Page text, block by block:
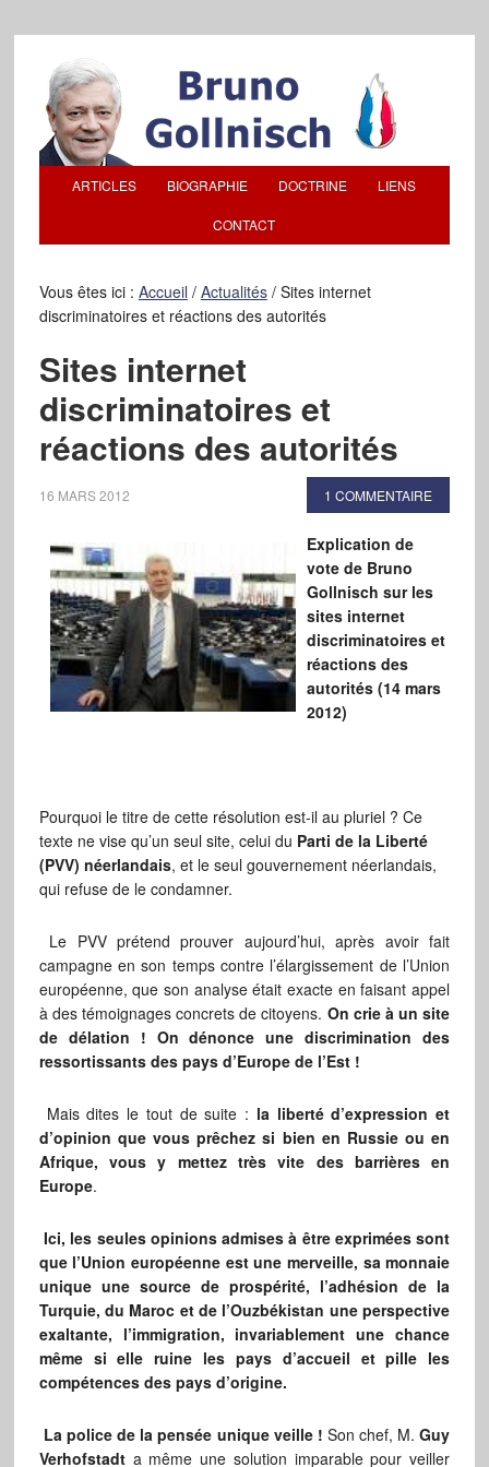
ARTICLES BIOGRAPHIE DOCTRINE LIENS
CONTACT
Vous êtes ici : Accueil / Actualités /Sites internet
discriminatoires et réactions des autorités
Sites internet
discriminatoires et
réactions des autorités
16 MARS 2012 1 COMMENTAIRE
Explication de
vote de Bruno
Gollnisch sur les
sites internet
discriminatoires et
réactions des
autorités (14 mars
2012)
Pourquoi le titre de cette résolution est-il au pluriel ? Ce
texte ne vise qu’un seul site, celui du Parti de la Liberté
(PVV) néerlandais, et le seul gouvernement néerlandais,
qui refuse de le condamner.
Le PVV prétend prouver aujourd’hui, après avoir fait
campagne en son temps contre l’élargissement de l’Union
européenne, que son analyse était exacte en faisant appel
à des témoignages concrets de citoyens. On crie à un site
de délation ! On dénonce une discrimination des
ressortissants des pays d’Europe de l’Est !
Mais dites le tout de suite : la liberté d’expression et
d’opinion que vous prêchez si bien en Russie ou en
Afrique, vous y mettez très vite des barrières en
Europe.
Ici, les seules opinions admises à être exprimées sont
que l’Union européenne est une merveille, sa monnaie
unique une source de prospérité, l’adhésion de la
Turquie, du Maroc et de l’Ouzbékistan une perspective
exaltante, l’immigration, invariablement une chance
même si elle ruine les pays d’accueil et pille les
compétences des pays d’origine.
La police de la pensée unique veille ! Son chef, M.Guy
Verhofstadta même une solution imparable pour veiller